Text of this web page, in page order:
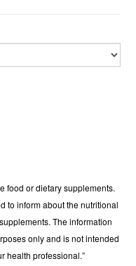
food or dietary supplements.
to inform about the nutritional
The information
only and is not intended
health professional.”